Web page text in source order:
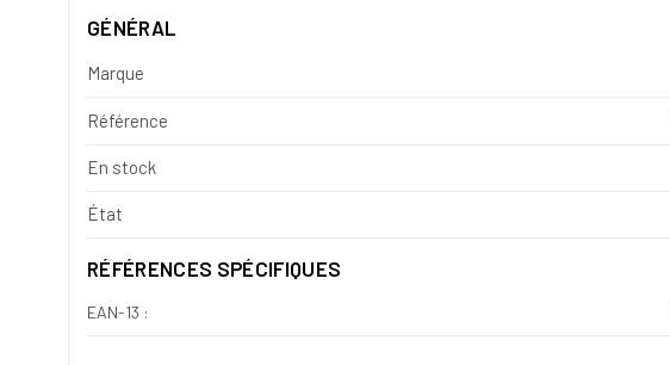
GÉNÉRAL
Marque
Référence
En stock
État
RÉFÉRENCES SPÉCIFIQUES
EAN-13 :